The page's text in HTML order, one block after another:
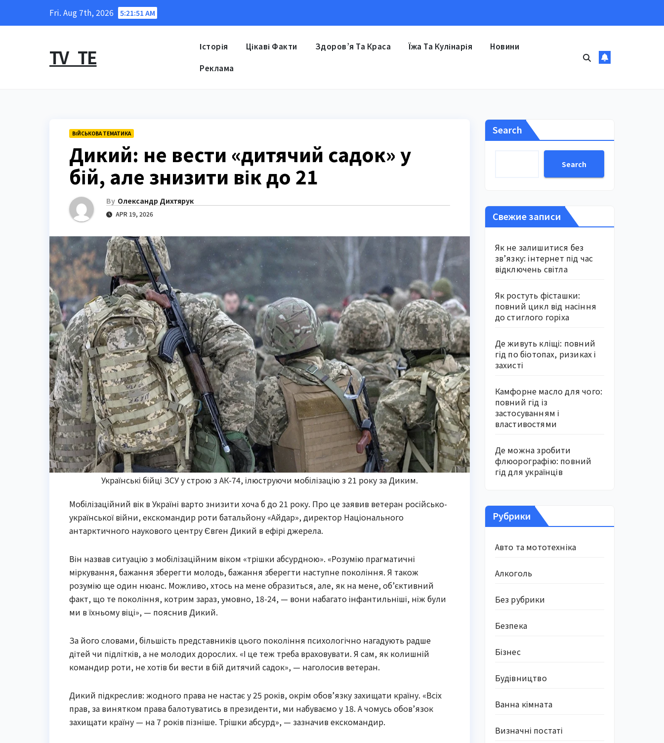
Fri. Aug 7th, 2026 5:21:53 AM
TV_TE Історія Цікаві Факти Здоров’я Та Краса Їжа Та Кулінарія Новини
Реклама
ВІЙСЬКОВА ТЕМАТИКА
Дикий: не вести «дитячий садок» у
бій, але знизити вік до 21
By Олександр Дихтярук
APR 19, 2026
Українські бійці ЗСУ у строю з АК-74, ілюструючи мобілізацію з 21 року за Диким.
Мобілізаційний вік в Україні варто знизити хоча б до 21 року. Про це заявив ветеран російсько-
української війни, екскомандир роти батальйону «Айдар», директор Національного
антарктичного наукового центру Євген Дикий в ефірі джерела.
Він назвав ситуацію з мобілізаційним віком «трішки абсурдною». «Розумію прагматичні
міркування, бажання зберегти молодь, бажання зберегти наступне покоління. Я також
розумію ще один нюанс. Можливо, хтось на мене образиться, але, як на мене, об’єктивний
факт, що те покоління, котрим зараз, умовно, 18-24, — вони набагато інфантильніші, ніж були
ми в їхньому віці», — пояснив Дикий.
За його словами, більшість представників цього покоління психологічно нагадують радше
дітей чи підлітків, а не молодих дорослих. «І це теж треба враховувати. Я сам, як колишній
командир роти, не хотів би вести в бій дитячий садок», — наголосив ветеран.
Дикий підкреслив: жодного права не настає у 25 років, окрім обов’язку захищати країну. «Всіх
прав, за винятком права балотуватись в президенти, ми набуваємо у 18. А чомусь обов’язок
захищати країну — на 7 років пізніше. Трішки абсурд», — зазначив екскомандир.
Search
Search
Свежие записи
Як не залишитися без
зв’язку: інтернет під час
відключень світла
Як ростуть фісташки:
повний цикл від насіння
до стиглого горіха
Де живуть кліщі: повний
гід по біотопах, ризиках і
захисті
Камфорне масло для чого:
повний гід із
застосуванням і
властивостями
Де можна зробити
флюорографію: повний
гід для українців
Рубрики
Авто та мототехніка
Алкоголь
Без рубрики
Безпека
Бізнес
Будівництво
Ванна кімната
Визначні постаті